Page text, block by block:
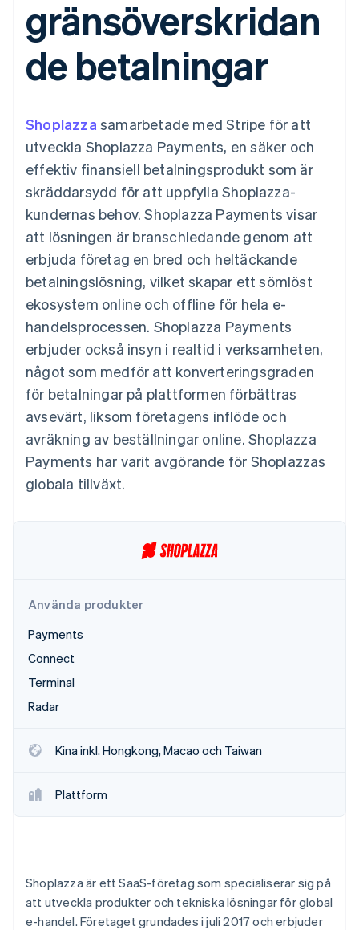
Link
Accelererad kassaprocess
Financial Connections
Länkade finanskontodata
Recognition
Automatiserad
redovisning
Anpassade
rapporter
Mer
Product roadmap
Se vad som kommer härnäst
Radar
Bedrägeribekämpning
Atlas
Bolagsbildning för startups
Climate
Koldioxidinfångning
Identity
Identitetsverifiering online
Stripe Sessions 2026
Se hur Stripe bygger den ekonomiska
Plattformar
SaaS
AI-företag
Kreatörsekonomi
Spel
Besöksnäring, resor
Försäkringsbolag
Media och
underhållning
Ideella organisationer
Professionella tjänster
Offentlig sektor
Detaljhandel
Ecosystem
Partner
Stripe App Marketplace
Erbjud
användningsbaserad
fakturering
Utfärda stablecoin-
stödda kort
Tillhandahåll och
Resurser
Appintegrationer
Kodexempel
Utvecklarblogg
API-status
Företag
Produktplan
Sessions årliga
konferens
Karriärer
Kontakt
Kontakta säljteamet
Bli partner
gränsöverskridan
de betalningar
Shoplazza samarbetade med Stripe för att
utveckla Shoplazza Payments, en säker och
effektiv finansiell betalningsprodukt som är
skräddarsydd för att uppfylla Shoplazza-
kundernas behov. Shoplazza Payments visar
att lösningen är branschledande genom att
erbjuda företag en bred och heltäckande
betalningslösning, vilket skapar ett sömlöst
ekosystem online och offline för hela e-
handelsprocessen. Shoplazza Payments
erbjuder också insyn i realtid i verksamheten,
något som medför att konverteringsgraden
för betalningar på plattformen förbättras
avsevärt, liksom företagens inflöde och
avräkning av beställningar online. Shoplazza
Payments har varit avgörande för Shoplazzas
globala tillväxt.
Använda produkter
Payments
Connect
Terminal
Radar
Kina inkl. Hongkong, Macao och Taiwan
Plattform
Shoplazza är ett SaaS-företag som specialiserar sig på
att utveckla produkter och tekniska lösningar för global
e-handel. Företaget grundades i juli 2017 och erbjuder